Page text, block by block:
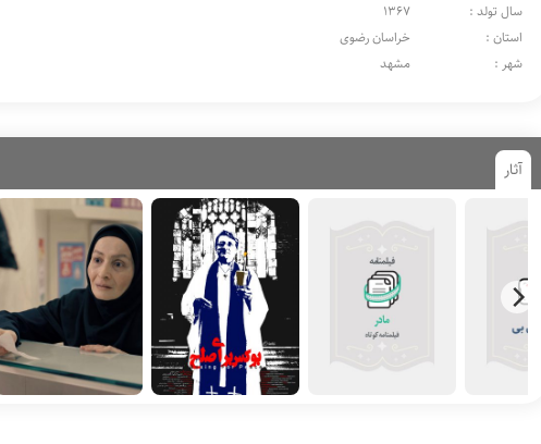
سال تولد :
1367
استان :
خراسان رضوی
شهر :
مشهد
آثار